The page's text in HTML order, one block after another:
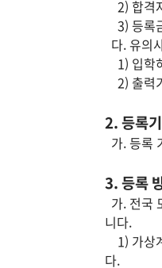
2) 합격
3) 등록
다. 유의
1) 입학
2) 출력
2. 등록
가. 등록
3. 등록
가. 전국
니다.
1) 가상
다.